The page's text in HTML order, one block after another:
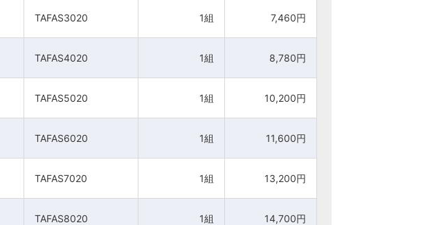
1組 7,460円
1組 8,780円
1組 10,200円
1組 11,600円
1組 13,200円
1組 14,700円
TAFAS3020 1組 7,460円
TAFAS4020 1組 8,780円
TAFAS5020 1組 10,200円
TAFAS6020 1組 11,600円
TAFAS7020 1組 13,200円
TAFAS8020 1組 14,700円
1組 7,460円
1組 8,780円
1組 10,200円
1組 11,600円
1組 13,200円
1組 14,700円
TAFAS3020 1組 7,460円
TAFAS4020 1組 8,780円
TAFAS5020 1組 10,200円
TAFAS6020 1組 11,600円
TAFAS7020 1組 13,200円
TAFAS8020 1組 14,700円